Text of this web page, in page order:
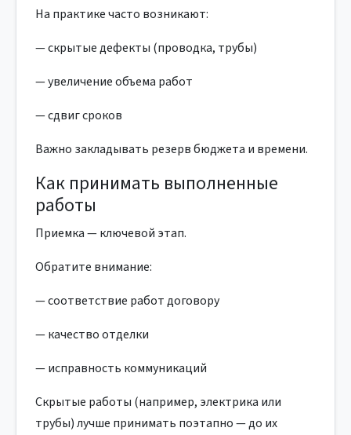
На практике часто возникают:
— скрытые дефекты (проводка, трубы)
— увеличение объема работ
— сдвиг сроков
Важно закладывать резерв бюджета и времени.
Как принимать выполненные
работы
Приемка — ключевой этап.
Обратите внимание:
— соответствие работ договору
— качество отделки
— исправность коммуникаций
Скрытые работы (например, электрика или
трубы) лучше принимать поэтапно — до их